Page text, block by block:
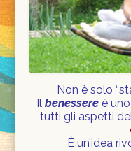
Non è solo
Il benessere è
tutti gli aspetti
È un’idea